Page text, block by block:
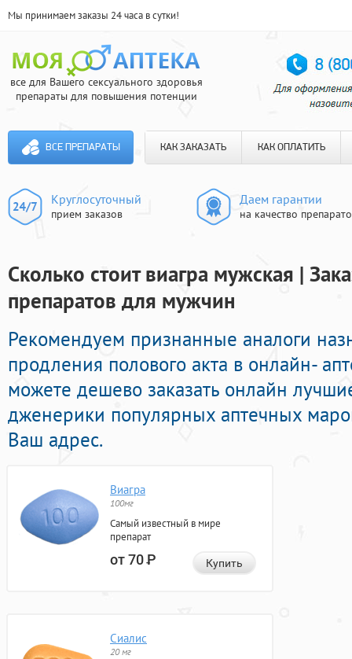
Мы принимаем заказы 24 часа в сутки!
все для Вашего сексуального здоровья
препараты для повышения потенции
ВСЕ ПРЕПАРАТЫ КАК ЗАКАЗАТЬ КАК ОПЛАТИТЬ
Круглосуточный
прием заказов
Даем гарантии
на качество
Сколько стоит виагра мужская |
препаратов для мужчин
Рекомендуем признанные аналоги
продления полового акта в онлайн-
можете дешево заказать онлайн
дженерики популярных аптечных
Ваш адрес.
Виагра
100мг
Самый известный в мире
препарат
от 70Р Купить
Сиалис
20 мг